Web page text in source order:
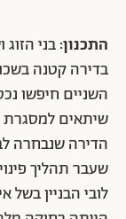
התכנון:בני
בדירה קטנה
השניים חיפשו
שיתאים
הדירה שנבחרה
שעבר תהליך
לובי הבניין בשל